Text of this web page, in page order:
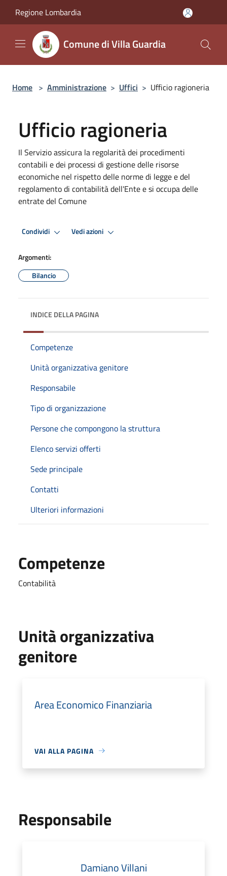
Regione Lombardia
Comune di Villa Guardia
Home > Amministrazione > Uffici > Ufficio ragioneria
Ufficio ragioneria
Il Servizio assicura la regolarità dei procedimenti
contabili e dei processi di gestione delle risorse
economiche nel rispetto delle norme di legge e del
regolamento di contabilità dell'Ente e si occupa delle
entrate del Comune
Condividi Vedi azioni
Argomenti:
Bilancio
INDICE DELLA PAGINA
Competenze
Unità organizzativa genitore
Responsabile
Tipo di organizzazione
Persone che compongono la struttura
Elenco servizi offerti
Sede principale
Contatti
Ulteriori informazioni
Competenze
Contabilità
Unità organizzativa
genitore
Area Economico Finanziaria
VAI ALLA PAGINA
Responsabile
Damiano Villani